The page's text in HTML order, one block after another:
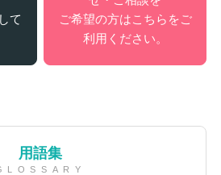
て
ご希望の方はこちらをご
利用ください。
用語集